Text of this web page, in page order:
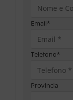
Email*
Telefono*
Provincia